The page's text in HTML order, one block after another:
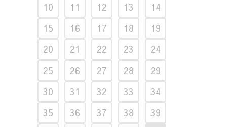
10
11 12 13
14
15
16 17 18
19
20
21 22 23
24
25
26 27 28
29
30
31 32 33
34
35
36 37 38
39